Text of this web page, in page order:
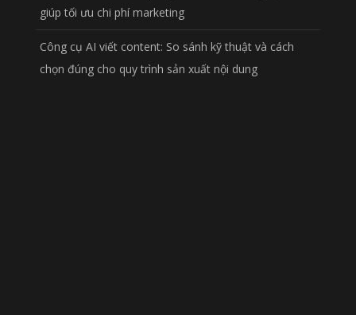
giúp tối ưu chi phí marketing
Công cụ AI viết content: So sánh kỹ thuật và cách
chọn đúng cho quy trình sản xuất nội dung